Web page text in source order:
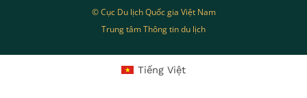
© Cục Du lịch Quốc gia Việt Nam
Trung tâm Thông tin du lịch
Tiếng Việt